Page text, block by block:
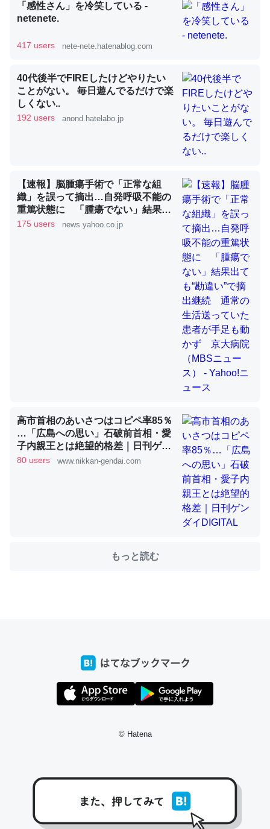
コオロギのカルシウム分はエビの600分の1程度。
─ニュース :: 【研究発表】昆虫学の大問題＝「昆虫はなぜ海にいな
いのか」に関する新仮説
論文では「淡水はカルシウムも酸素も不足してて両方に不
利だから両方が拮抗してるのでは」とあって面白い。海に
いる鋏角類（カブトガニ・ウミグモ）はカルシウムを使わ
ずキチンを強化してる筈だが、酵素が違うのか？
─ニュース :: 【研究発表】昆虫学の大問題＝「昆虫はなぜ海にいな
これを元に考えるとカルシウムを大量に使う脊椎動物と貝
類は苦労してるんだな…。腹足類だと殻を無くしてナメク
─ニュース :: 【研究発表】昆虫学の大問題＝「昆虫はなぜ海にいな
ウチもEchoを実家に置いて４年。でたまに覗いてる。ぼ
ちぼちRingも置こうかと画策中。あと、Googleマップで
位置情報を共有してる。電池残量や充電中かが分かるので
─たまにLINEするくらいだった遠方の父67歳と僕。ITツール導入で
それを実質100倍以上に伸ばす効果があるはず……
─たまにLINEするくらいだった遠方の父67歳と僕。ITツール導入で
コミュニケーションが劇的に変化した｜tayorini by LIFULL介護
回線代ほとんどかからないですよ。参考：
https://toyoshi.hatenablog.com/entry/2019/05/15/1805
34
「感性さん」を冷笑している -
netenete.
417 users nete-nete.hatenablog.com
40代後半でFIREしたけどやりたい
ことがない。 毎日遊んでるだけで楽
しくない..
192 users anond.hatelabo.jp
【速報】脳腫瘍手術で「正常な組
織」を誤って摘出…自発呼吸不能の
重篤状態に 「腫瘍でない」結果出
ても“勘違い”で摘出継続 通常の生
175 users news.yahoo.co.jp
高市首相のあいさつはコピペ率85％
…「広島への思い」石破前首相・愛
子内親王とは絶望的格差｜日刊ゲン
ダイDIGITAL
80 users www.nikkan-gendai.com
もっと読む
© Hatena